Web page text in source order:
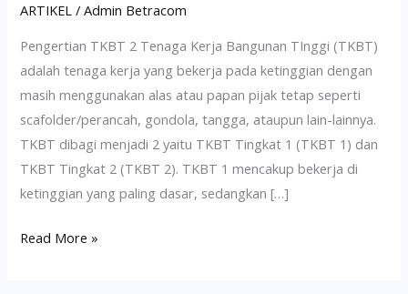
ARTIKEL /Admin Betracom
Pengertian TKBT 2 Tenaga Kerja Bangunan TInggi (TKBT)
adalah tenaga kerja yang bekerja pada ketinggian dengan
masih menggunakan alas atau papan pijak tetap seperti
scafolder/perancah, gondola, tangga, ataupun lain-lainnya.
TKBT dibagi menjadi 2 yaitu TKBT Tingkat 1 (TKBT 1) dan
TKBT Tingkat 2 (TKBT 2). TKBT 1 mencakup bekerja di
ketinggian yang paling dasar, sedangkan […]
Read More »